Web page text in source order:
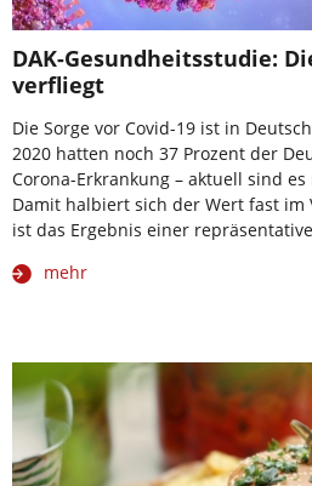
DAK-Gesundheitsstudie:
verfliegt
Die Sorge vor Covid-19 ist in
2020 hatten noch 37 Prozent der
Corona-Erkrankung – aktuell sind
Damit halbiert sich der Wert fast im
ist das Ergebnis einer
mehr